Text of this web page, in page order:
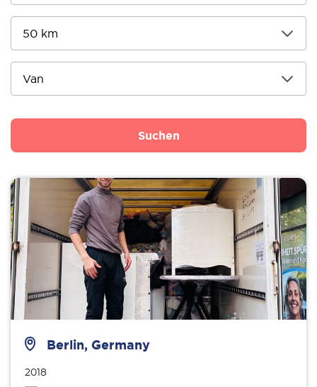
Suchen
Berlin, Germany
2018